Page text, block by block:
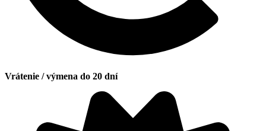
Vrátenie / výmena do 20 dní